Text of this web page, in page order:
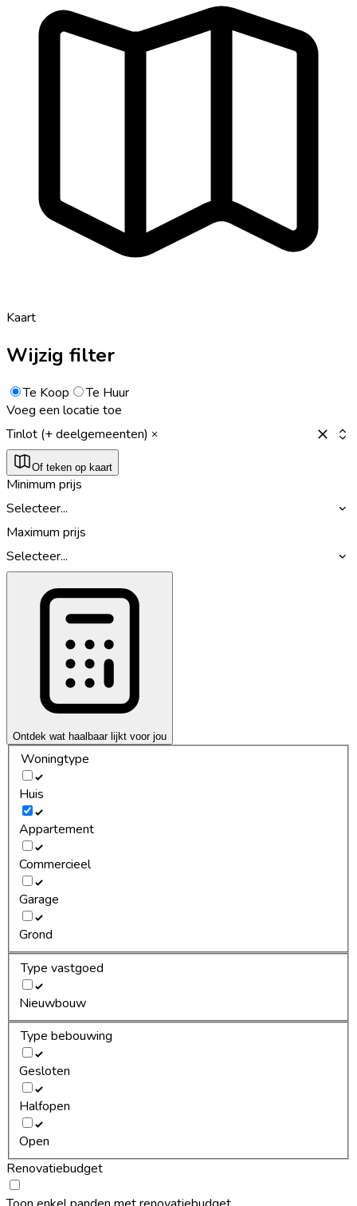
Kaart
Wijzig filter
Te Koop
Te Huur
Voeg een locatie toe
Tinlot (+ deelgemeenten)
Of teken op kaart
Minimum prijs
Selecteer...
Maximum prijs
Selecteer...
Ontdek wat haalbaar lijkt voor jou
Woningtype
Huis
Appartement
Commercieel
Garage
Grond
Type vastgoed
Nieuwbouw
Type bebouwing
Gesloten
Halfopen
Open
Renovatiebudget